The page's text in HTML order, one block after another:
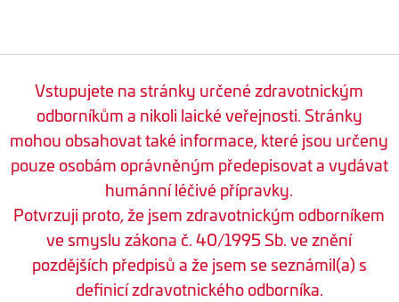
Vstupujete na stránky určené zdravotnickým
odborníkům a nikoli laické veřejnosti. Stránky
mohou obsahovat také informace, které jsou určeny
pouze osobám oprávněným předepisovat a vydávat
humánní léčivé přípravky.
Potvrzuji proto, že jsem zdravotnickým odborníkem
ve smyslu zákona č. 40/1995 Sb. ve znění
pozdějších předpisů a že jsem se seznámil(a) s
definicí zdravotnického odborníka.